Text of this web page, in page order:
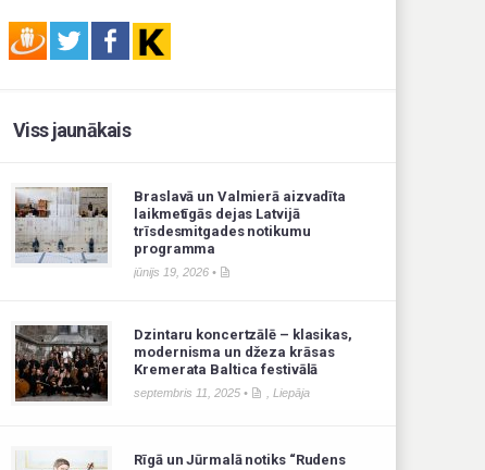
Viss jaunākais
Braslavā un Valmierā aizvadīta
laikmetīgās dejas Latvijā
trīsdesmitgades notikumu
programma
jūnijs 19, 2026 •
Dzintaru koncertzālē – klasikas,
modernisma un džeza krāsas
Kremerata Baltica festivālā
septembris 11, 2025 • ,Liepāja
Rīgā un Jūrmalā notiks “Rudens